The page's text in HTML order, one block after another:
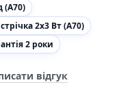
(А70)
2х3 Вт (А70)
2 роки
відгук